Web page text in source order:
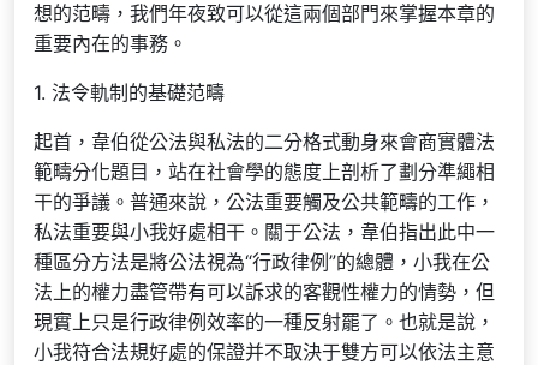
想的范疇，我們年夜致可以從這兩個部門來掌握本章的
重要內在的事務。
1. 法令軌制的基礎范疇
起首，韋伯從公法與私法的二分格式動身來會商實體法
範疇分化題目，站在社會學的態度上剖析了劃分準繩相
干的爭議。普通來說，公法重要觸及公共範疇的工作，
私法重要與小我好處相干。關于公法，韋伯指出此中一
種區分方法是將公法視為“行政律例”的總體，小我在公
法上的權力盡管帶有可以訴求的客觀性權力的情勢，但
現實上只是行政律例效率的一種反射罷了。也就是說，
小我符合法規好處的保證并不取決于雙方可以依法主意